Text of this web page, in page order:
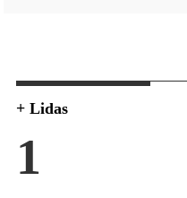
+ Lidas
1